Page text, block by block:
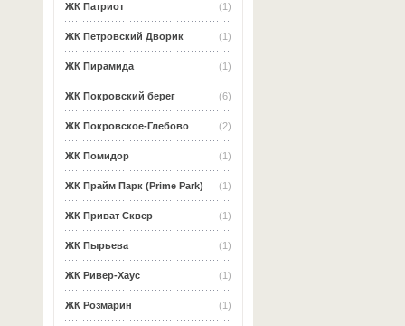
(1)
ЖК Патриот
(1)
ЖК Петровский Дворик
(1)
ЖК Пирамида
(6)
ЖК Покровский берег
(2)
ЖК Покровское-Глебово
(1)
ЖК Помидор
(1)
ЖК Прайм Парк (Prime Park)
(1)
ЖК Приват Сквер
(1)
ЖК Пырьева
(1)
ЖК Ривер-Хаус
(1)
ЖК Розмарин